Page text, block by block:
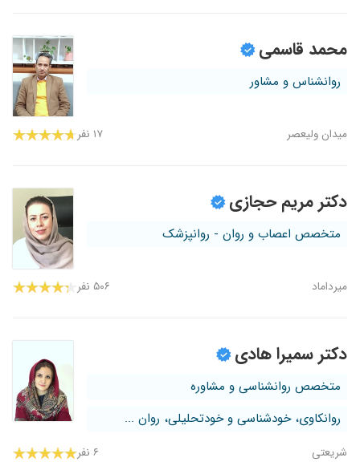
محمد قاسمی
روانشناس و مشاور
میدان ولیعصر ۱۷ نفر
دکتر مریم حجازی
متخصص اعصاب و روان - روانپزشک
میرداماد ۵۰۶ نفر
دکتر سمیرا هادی
متخصص روانشناسی و مشاوره
روانکاوی، خودشناسی و خودتحلیلی، روان ...
شریعتی ۶ نفر